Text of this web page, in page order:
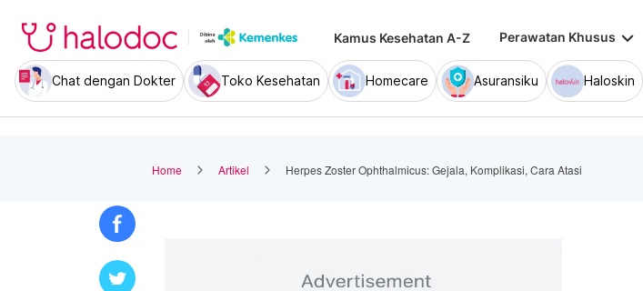
Kamus Kesehatan A-Z Perawatan Khusus keyboard_arrow_down
Chat dengan Dokter Toko Kesehatan Homecare Asuransiku Haloskin
Home Artikel Herpes Zoster Ophthalmicus: Gejala, Komplikasi, Cara Atasi